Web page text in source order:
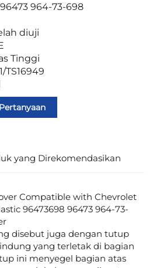
964-73-698
diuji
Tinggi
TS16949
Pertanyaan
yang Direkomendasikan
disebut juga dengan tutup
yang terletak di bagian
ini menyegel bagian atas